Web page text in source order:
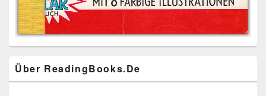
Über ReadingBooks.De